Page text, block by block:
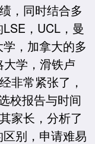
，同时结合多
，UCL，曼
，加拿大的多
学，滑铁卢
非常紧张了，
校报告与时间
家长，分析了
别，申请难易